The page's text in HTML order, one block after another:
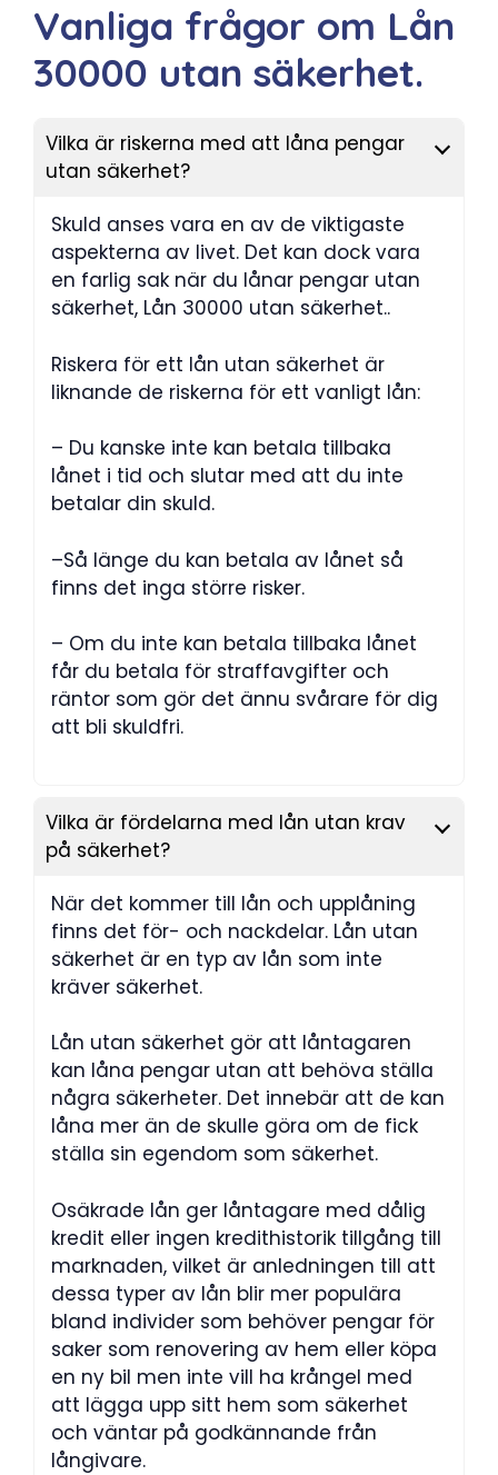
Vanliga frågor om Lån
30000 utan säkerhet.
Vilka är riskerna med att låna pengar
utan säkerhet?
Skuld anses vara en av de viktigaste
aspekterna av livet. Det kan dock vara
en farlig sak när du lånar pengar utan
säkerhet, Lån 30000 utan säkerhet..
Riskera för ett lån utan säkerhet är
liknande de riskerna för ett vanligt lån:
– Du kanske inte kan betala tillbaka
lånet i tid och slutar med att du inte
betalar din skuld.
–Så länge du kan betala av lånet så
finns det inga större risker.
– Om du inte kan betala tillbaka lånet
får du betala för straffavgifter och
räntor som gör det ännu svårare för dig
att bli skuldfri.
Vilka är fördelarna med lån utan krav
på säkerhet?
När det kommer till lån och upplåning
finns det för- och nackdelar. Lån utan
säkerhet är en typ av lån som inte
kräver säkerhet.
Lån utan säkerhet gör att låntagaren
kan låna pengar utan att behöva ställa
några säkerheter. Det innebär att de kan
låna mer än de skulle göra om de fick
ställa sin egendom som säkerhet.
Osäkrade lån ger låntagare med dålig
kredit eller ingen kredithistorik tillgång till
marknaden, vilket är anledningen till att
dessa typer av lån blir mer populära
bland individer som behöver pengar för
saker som renovering av hem eller köpa
en ny bil men inte vill ha krångel med
att lägga upp sitt hem som säkerhet
och väntar på godkännande från
långivare.